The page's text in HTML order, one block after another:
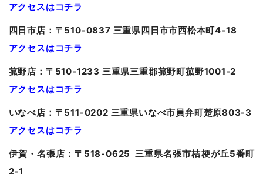
アクセスはコチラ
四日市店：〒510-0837 三重県四日市市西松本町4-18
アクセスはコチラ
菰野店：〒510-1233 三重県三重郡菰野町菰野1001-2
アクセスはコチラ
いなべ店：〒511-0202 三重県いなべ市員弁町楚原803-3
アクセスはコチラ
伊賀・名張店：〒518-0625 三重県名張市桔梗が丘5番町
2-1